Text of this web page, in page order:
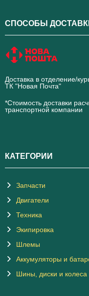
СПОСОБЫ
Доставка в отделение/
ТК "Новая Почта"
*Стоимость доставки
транспортной компании
КАТЕГОРИИ
Запчасти
Двигатели
Техника
Экипировка
Шлемы
Аккумуляторы и
Шины, диски и колеса